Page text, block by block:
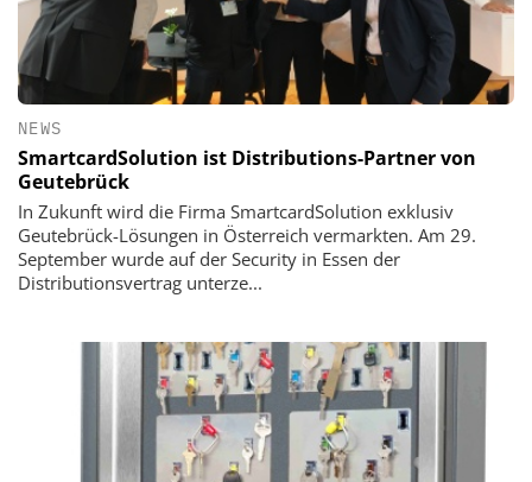
NEWS
SmartcardSolution ist Distributions-Partner von
Geutebrück
In Zukunft wird die Firma SmartcardSolution exklusiv
Geutebrück-Lösungen in Österreich vermarkten. Am 29.
September wurde auf der Security in Essen der
Distributionsvertrag unterze...